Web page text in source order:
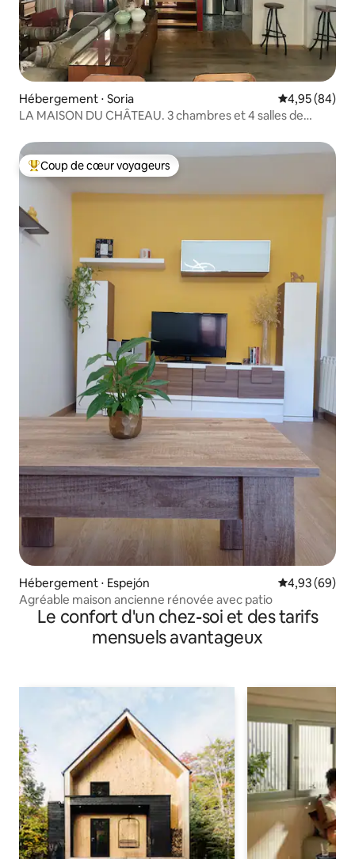
Hébergement ⋅ Soria Évaluation
4,95 (84)
LA MAISON DU CHÂTEAU. 3 chambres et 4 salles de
Coups de cœur voyageurs les plus appréciés
Coup de cœur voyageurs
Hébergement ⋅ Espejón Évaluation
4,93 (69)
Agréable maison ancienne rénovée avec patio
Le confort d'un chez-soi et des tarifs
mensuels avantageux